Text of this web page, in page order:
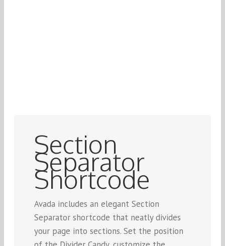
Section
Separator
Shortcode
Avada includes an elegant Section
Separator shortcode that neatly divides
your page into sections. Set the position